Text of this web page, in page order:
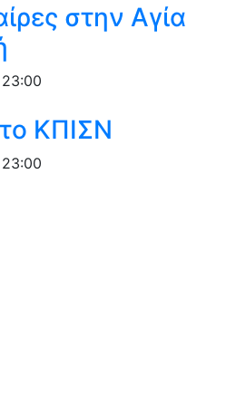
στην Αγία
23:00
ΚΠΙΣΝ
23:00